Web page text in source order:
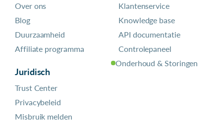
Over ons
Blog
Duurzaamheid
Affiliate programma
Juridisch
Trust Center
Privacybeleid
Misbruik melden
Klantenservice
Knowledge base
API documentatie
Controlepaneel
Onderhoud & Storingen